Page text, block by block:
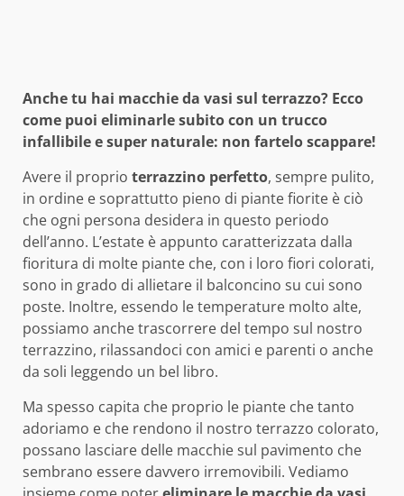
Anche tu hai macchie da vasi sul terrazzo? Ecco
come puoi eliminarle subito con un trucco
infallibile e super naturale: non fartelo scappare!
Avere il proprio terrazzino perfetto, sempre pulito,
in ordine e soprattutto pieno di piante fiorite è ciò
che ogni persona desidera in questo periodo
dell’anno. L’estate è appunto caratterizzata dalla
fioritura di molte piante che, con i loro fiori colorati,
sono in grado di allietare il balconcino su cui sono
poste. Inoltre, essendo le temperature molto alte,
possiamo anche trascorrere del tempo sul nostro
terrazzino, rilassandoci con amici e parenti o anche
da soli leggendo un bel libro.
Ma spesso capita che proprio le piante che tanto
adoriamo e che rendono il nostro terrazzo colorato,
possano lasciare delle macchie sul pavimento che
sembrano essere davvero irremovibili. Vediamo